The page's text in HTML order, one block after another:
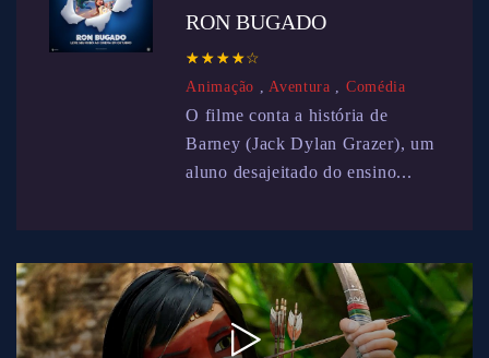
RON BUGADO
☆ ☆ ☆ ☆☆
★ ★ ★ ★★
Animação ,Aventura , Comédia
O filme conta a história de
Barney (Jack Dylan Grazer), um
aluno desajeitado do ensino...